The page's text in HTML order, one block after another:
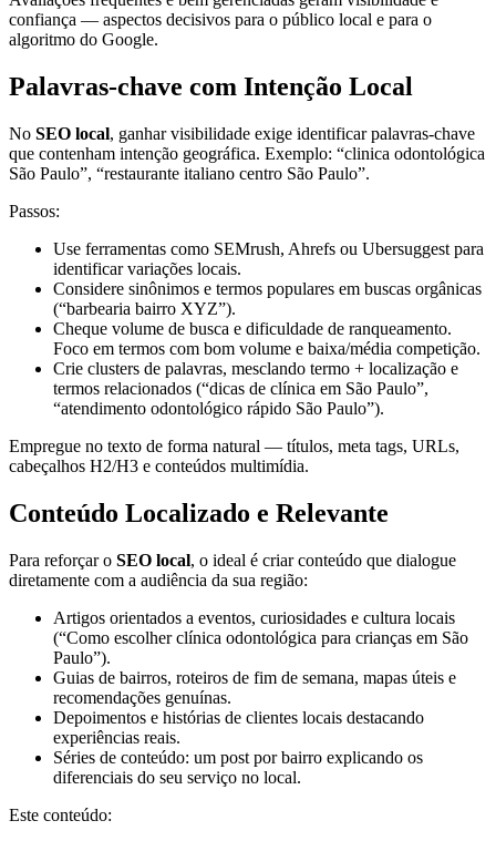
confiança — aspectos decisivos para o público local e para o
algoritmo do Google.
Palavras-chave com Intenção Local
No SEO local, ganhar visibilidade exige identificar palavras‑chave
que contenham intenção geográfica. Exemplo: “clinica odontológica
São Paulo”, “restaurante italiano centro São Paulo”.
Passos:
Use ferramentas como SEMrush, Ahrefs ou Ubersuggest para
identificar variações locais.
Considere sinônimos e termos populares em buscas orgânicas
(“barbearia bairro XYZ”).
Cheque volume de busca e dificuldade de ranqueamento.
Foco em termos com bom volume e baixa/média competição.
Crie clusters de palavras, mesclando termo + localização e
termos relacionados (“dicas de clínica em São Paulo”,
“atendimento odontológico rápido São Paulo”).
Empregue no texto de forma natural — títulos, meta tags, URLs,
cabeçalhos H2/H3 e conteúdos multimídia.
Conteúdo Localizado e Relevante
Para reforçar o SEO local, o ideal é criar conteúdo que dialogue
diretamente com a audiência da sua região:
Artigos orientados a eventos, curiosidades e cultura locais
(“Como escolher clínica odontológica para crianças em São
Paulo”).
Guias de bairros, roteiros de fim de semana, mapas úteis e
recomendações genuínas.
Depoimentos e histórias de clientes locais destacando
experiências reais.
Séries de conteúdo: um post por bairro explicando os
diferenciais do seu serviço no local.
Este conteúdo: